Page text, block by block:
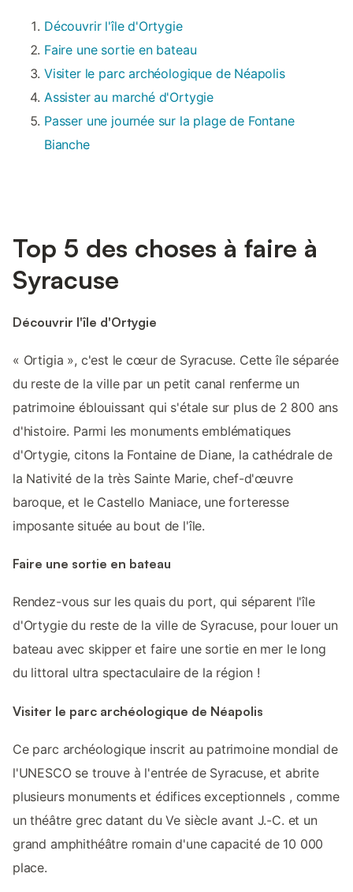
Découvrir l'île d'Ortygie
Faire une sortie en bateau
Visiter le parc archéologique de Néapolis
Assister au marché d'Ortygie
Passer une journée sur la plage de Fontane
Bianche
Top 5 des choses à faire à
Syracuse
Découvrir l'île d'Ortygie
« Ortigia », c'est le cœur de Syracuse. Cette île séparée
du reste de la ville par un petit canal renferme un
patrimoine éblouissant qui s'étale sur plus de 2 800 ans
d'histoire. Parmi les monuments emblématiques
d'Ortygie, citons la Fontaine de Diane, la cathédrale de
la Nativité de la très Sainte Marie, chef-d'œuvre
baroque, et le Castello Maniace, une forteresse
imposante située au bout de l'île.
Faire une sortie en bateau
Rendez-vous sur les quais du port, qui séparent l'île
d'Ortygie du reste de la ville de Syracuse, pour louer un
bateau avec skipper et faire une sortie en mer le long
du littoral ultra spectaculaire de la région !
Visiter le parc archéologique de Néapolis
Ce parc archéologique inscrit au patrimoine mondial de
l'UNESCO se trouve à l'entrée de Syracuse, et abrite
plusieurs monuments et édifices exceptionnels , comme
un théâtre grec datant du Ve siècle avant J.-C. et un
grand amphithéâtre romain d'une capacité de 10 000
place.